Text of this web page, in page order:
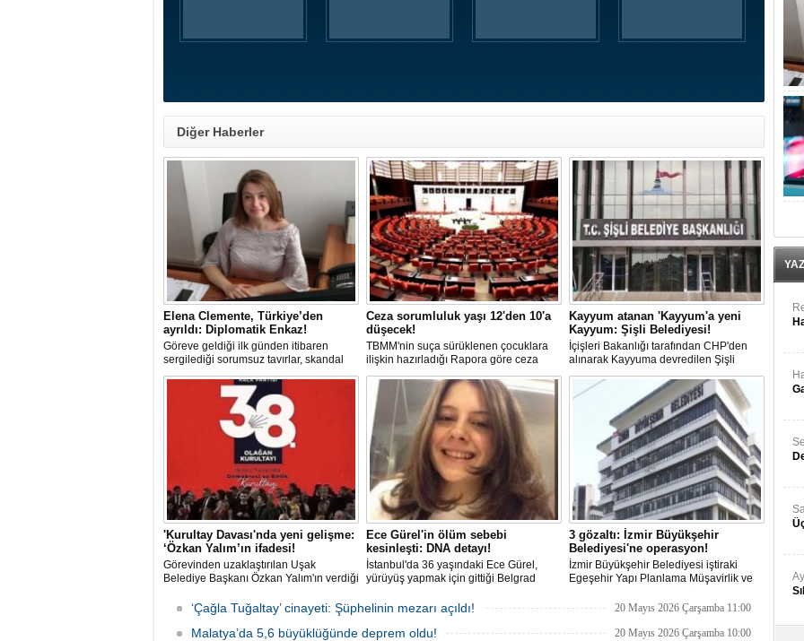
Diğer Haberler
Elena Clemente, Türkiye’den
ayrıldı: Diplomatik Enkaz!
Göreve geldiği ilk günden itibaren
sergilediği sorumsuz tavırlar, skandal
kararlar ve özellikle Türk öğrencilere
uyguladığı vize ambargosuyla tepkilerin
odağında olan İtalya’nın İstanbul
Başkonsolosu Elena Clemente’nin
Türkiye’deki görevi nihayet sona erdi.
Ceza sorumluluk yaşı 12'den 10'a
düşecek!
TBMM'nin suça sürüklenen çocuklara
ilişkin hazırladığı Rapora göre ceza
sorumluluğu yaşının; 12'den 10'a
düşürülmesi planlanıyor.
Kayyum atanan 'Kayyum'a yeni
Kayyum: Şişli Belediyesi!
İçişleri Bakanlığı tarafından CHP'den
alınarak Kayyuma devredilen Şişli
Belediyesinde bir hafta içinde 2. kez
Kayyum değişti.
'Kurultay Davası'nda yeni gelişme:
‘Özkan Yalım’ın ifadesi!
Görevinden uzaklaştırılan Uşak
Belediye Başkanı Özkan Yalım'ın verdiği
girdi.
Ece Gürel'in ölüm sebebi
kesinleşti: DNA detayı!
İstanbul'da 36 yaşındaki Ece Gürel,
yürüyüş yapmak için gittiği Belgrad
karıştı. 4 gün sonra sağ bulunan ancak
kaldırıldığı hastanede hayatını
kaybeden Ece'nin ölümüyle ilgili
3 gözaltı: İzmir Büyükşehir
Belediyesi'ne operasyon!
İzmir Büyükşehir Belediyesi iştiraki
Egeşehir Yapı Planlama Müşavirlik ve
karıştırma' operasyonu düzenlendi. 4
tarafınca gözaltına alındı.
‘Çağla Tuğaltay’ cinayeti: Şüphelinin mezarı açıldı! 20 Mayıs 2026 Çarşamba 11:00
Malatya’da 5,6 büyüklüğünde deprem oldu! 20 Mayıs 2026 Çarşamba 10:00